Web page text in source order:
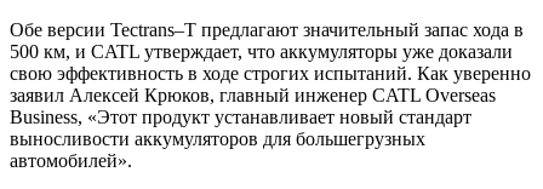
Обе версии Tectrans–T предлагают значительный запас хода в
500 км, и CATL утверждает, что аккумуляторы уже доказали
свою эффективность в ходе строгих испытаний. Как уверенно
заявил Алексей Крюков, главный инженер CATL Overseas
Business, «Этот продукт устанавливает новый стандарт
выносливости аккумуляторов для большегрузных
автомобилей».